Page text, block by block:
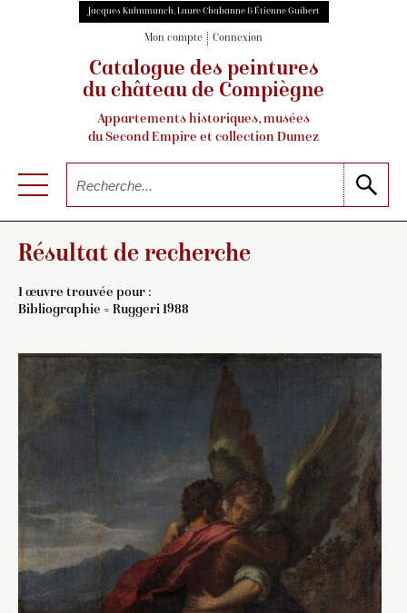
Jacques Kuhnmunch, Laure Chabanne & Étienne Guibert
Mon compte Connexion
Catalogue des peintures
du château de Compiègne
Appartements historiques, musées
du Second Empire et collection Dumez
Résultat de recherche
1 œuvre trouvée pour :
Bibliographie = Ruggeri 1988